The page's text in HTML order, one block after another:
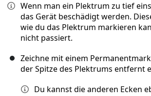
Wenn man ein Plektrum zu tief
das Gerät beschädigt werden.
wie du das Plektrum markieren
nicht passiert.
Zeichne mit einem
der Spitze des Plektrums entfernt
Du kannst die anderen Ecken